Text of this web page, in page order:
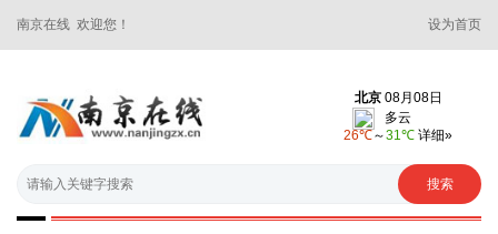
南京在线 欢迎您！ 设为首页